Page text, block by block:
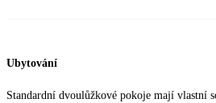
Ubytování
Standardní dvoulůžkové pokoje mají vlastní